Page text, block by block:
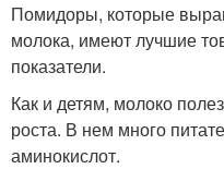
Помидоры, которые
молока, имеют лучшие
показатели.
Как и детям, молоко
роста. В нем много
аминокислот.